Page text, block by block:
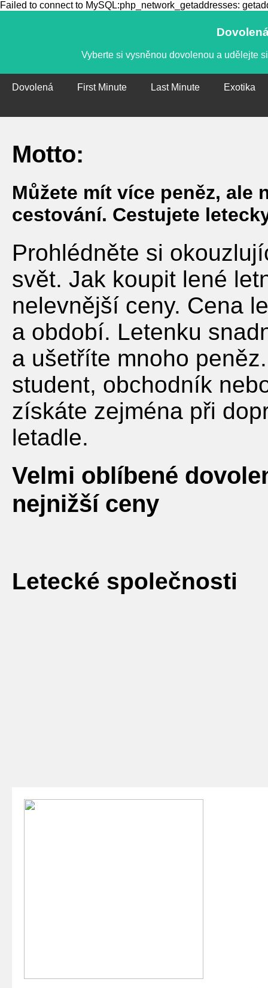
Failed to connect to MySQL:php_network_getaddresses:
Vyberte si vysněnou dovolenou a udělejte
Dovolená First Minute Last Minute Exotika
Motto:
Můžete mít více peněz, ale
cestování. Cestujete
Prohlédněte si
svět. Jak koupit lené
nelevnější ceny. Cena
a období. Letenku
a ušetříte mnoho
student, obchodník
získáte zejména při
letadle.
Velmi oblíbené
nejnižší ceny
Letecké společnosti